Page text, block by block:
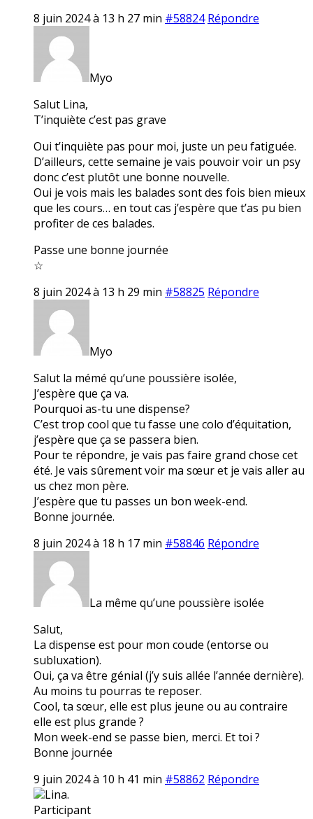
8 juin 2024 à 13 h 27 min #58824 Répondre
Myo
Salut Lina,
T’inquiète c’est pas grave
Oui t’inquiète pas pour moi, juste un peu fatiguée.
D’ailleurs, cette semaine je vais pouvoir voir un psy
donc c’est plutôt une bonne nouvelle.
Oui je vois mais les balades sont des fois bien mieux
que les cours… en tout cas j’espère que t’as pu bien
profiter de ces balades.
Passe une bonne journée
☆
8 juin 2024 à 13 h 29 min #58825 Répondre
Myo
Salut la mémé qu’une poussière isolée,
J’espère que ça va.
Pourquoi as-tu une dispense?
C’est trop cool que tu fasse une colo d’équitation,
j’espère que ça se passera bien.
Pour te répondre, je vais pas faire grand chose cet
été. Je vais sûrement voir ma sœur et je vais aller au
us chez mon père.
J’espère que tu passes un bon week-end.
Bonne journée.
8 juin 2024 à 18 h 17 min #58846 Répondre
La même qu’une poussière isolée
Salut,
La dispense est pour mon coude (entorse ou
subluxation).
Oui, ça va être génial (j’y suis allée l’année dernière).
Au moins tu pourras te reposer.
Cool, ta sœur, elle est plus jeune ou au contraire
elle est plus grande ?
Mon week-end se passe bien, merci. Et toi ?
Bonne journée
9 juin 2024 à 10 h 41 min #58862 Répondre
Lina.
Participant